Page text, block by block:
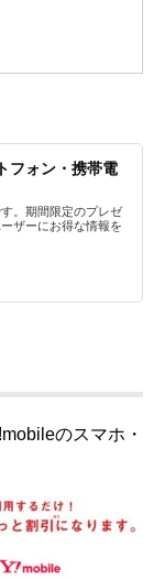
フォン・携帯電
。期間限定のプレゼ
ザーにお得な情報を
のスマホ・